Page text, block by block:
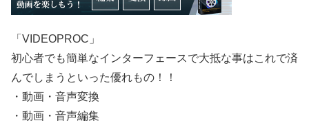
「VIDEOPROC」
初心者でも簡単なインターフェースで大抵な事はこれで済
んでしまうといった優れもの！！
・動画・音声変換
・動画・音声編集